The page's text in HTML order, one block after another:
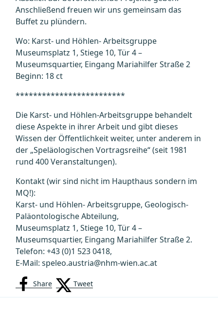
Anschließend freuen wir uns gemeinsam das
Buffet zu plündern.
Wo: Karst- und Höhlen- Arbeitsgruppe
Museumsplatz 1, Stiege 10, Tür 4 –
Museumsquartier, Eingang Mariahilfer Straße 2
Beginn: 18 ct
*************************
Die Karst- und Höhlen-Arbeitsgruppe behandelt
diese Aspekte in ihrer Arbeit und gibt dieses
Wissen der Öffentlichkeit weiter, unter anderem in
der „Speläologischen Vortragsreihe“ (seit 1981
rund 400 Veranstaltungen).
Kontakt (wir sind nicht im Haupthaus sondern im
MQ!):
Karst- und Höhlen- Arbeitsgruppe, Geologisch-
Paläontologische Abteilung,
Museumsplatz 1, Stiege 10, Tür 4 –
Museumsquartier, Eingang Mariahilfer Straße 2.
Telefon: +43 (0)1 523 0418,
E-Mail: speleo.austria@nhm-wien.ac.at
Share Tweet